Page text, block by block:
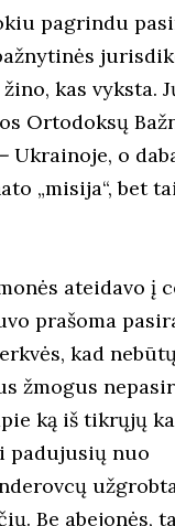
pagrindu
kas vyksta.
Ortodoksų
– Ukrainoje, o
„misija“, bet
ateidavo į
prašoma
kad
žmogus
ką iš tikrųjų
padujusių nuo
Be abejonės,